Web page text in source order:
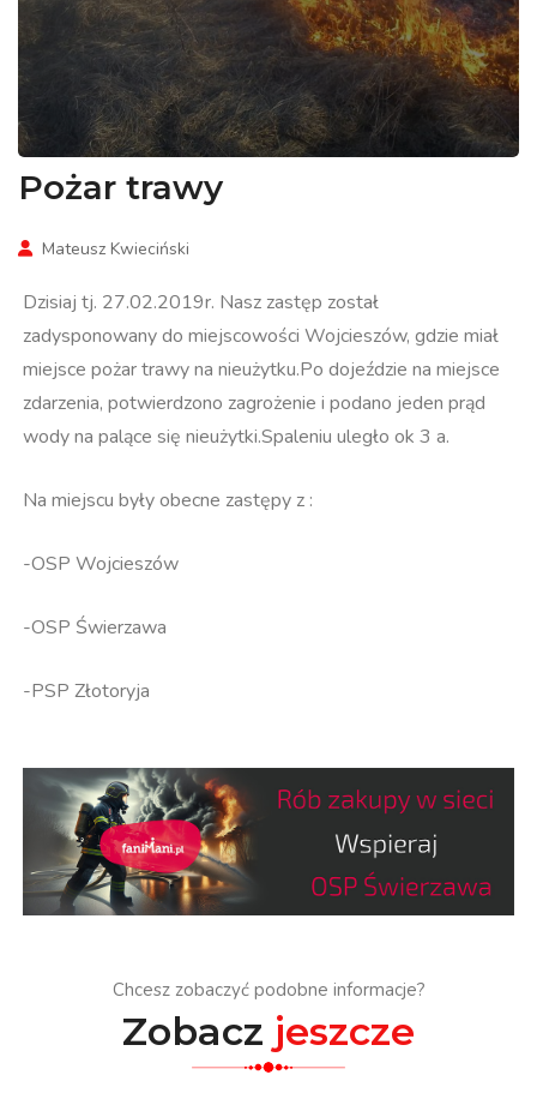
Pożar trawy
Mateusz Kwieciński
Dzisiaj tj. 27.02.2019r. Nasz zastęp został
zadysponowany do miejscowości Wojcieszów, gdzie miał
miejsce pożar trawy na nieużytku.Po dojeździe na miejsce
zdarzenia, potwierdzono zagrożenie i podano jeden prąd
wody na palące się nieużytki.Spaleniu uległo ok 3 a.
Na miejscu były obecne zastępy z :
-OSP Wojcieszów
-OSP Świerzawa
-PSP Złotoryja
Chcesz zobaczyć podobne informacje?
Zobacz jeszcze